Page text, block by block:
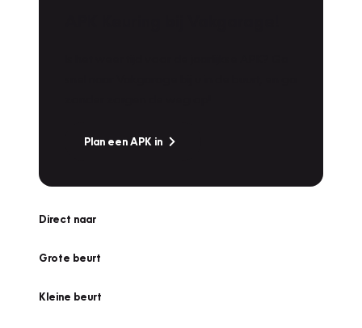
Plan een APK in
Direct naar
Grote beurt
Kleine beurt